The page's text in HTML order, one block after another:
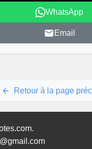
WhatsApp
Email
Retour à la page